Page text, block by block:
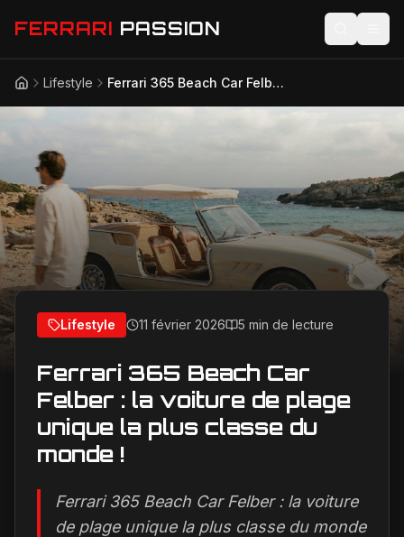
FERRARI PASSION
Actualités
Compétition
Technologie
Lifestyle
AccueilLifestyle Ferrari 365 Beach Car Felber : la voiture de plage unique la plus classe du monde !
Lifestyle 11 février 2026 5 min de lecture
Ferrari 365 Beach Car
Felber : la voiture de plage
unique la plus classe du
monde !
Ferrari 365 Beach Car Felber : la voiture
de plage unique la plus classe du monde